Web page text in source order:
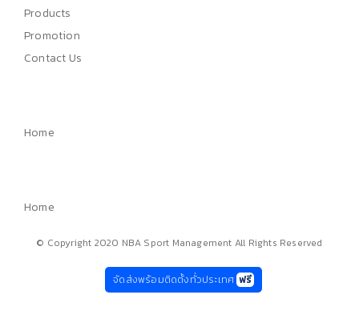
Products
Promotion
Contact Us
Home
Home
© Copyright 2020 NBA Sport Management All Rights Reserved
จัดส่งพร้อมติดตั้งทั่วประเทศฟรี